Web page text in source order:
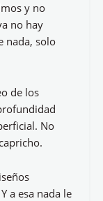
y no
no hay
nada, solo
de los
No
a esa nada le